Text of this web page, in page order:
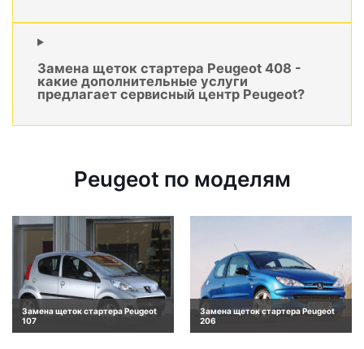
Замена щеток стартера Peugeot 408 -
какие дополнительные услуги
предлагает сервисный центр Peugeot?
Peugeot по моделям
Замена щеток стартера Peugeot
107
Замена щеток стартера Peugeot
206